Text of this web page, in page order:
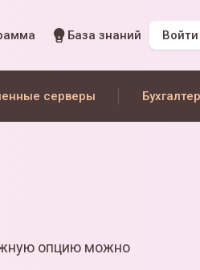
База знаний Войти
серверы
опцию можно